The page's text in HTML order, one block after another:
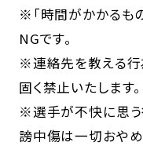
※「時間がかかるも
NGです。
※連絡先を教える行
固く禁止いたします。
※選手が不快に思う
謗中傷は一切おやめ